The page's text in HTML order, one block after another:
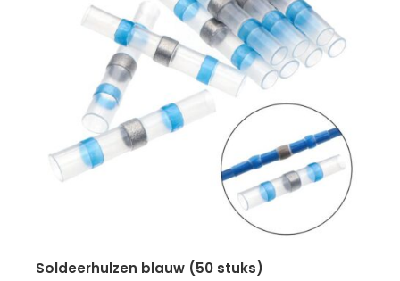
soldeerhulzen blauw (50 stuks)